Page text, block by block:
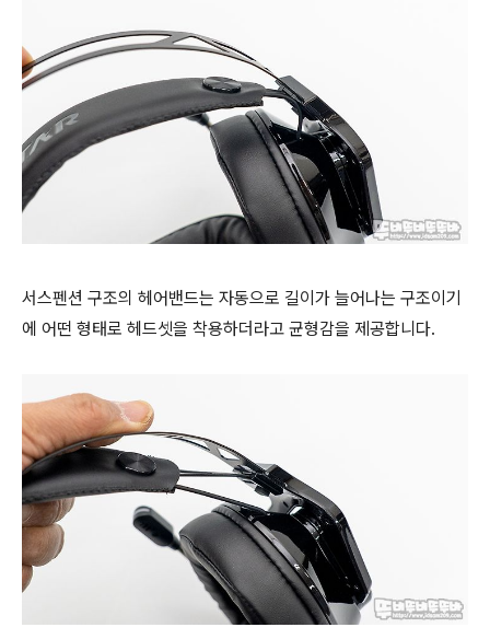
서스펜션 구조의 헤어밴드는 자동으로 길이가 늘어나는 구조이기
에 어떤 형태로 헤드셋을 착용하더라고 균형감을 제공합니다.